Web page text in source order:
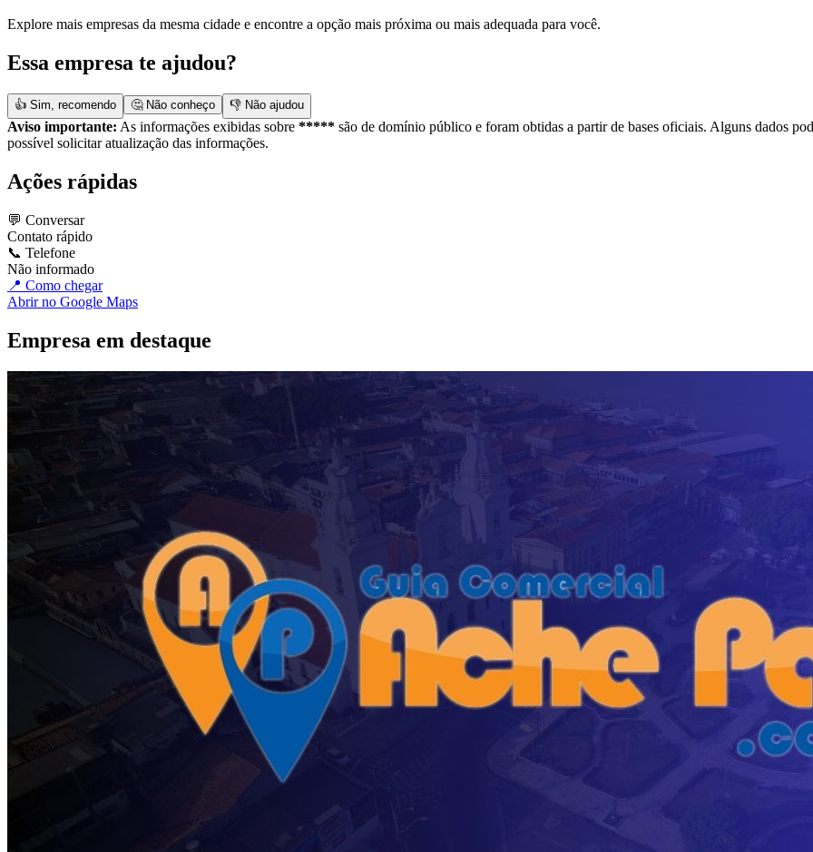
Explore mais empresas da mesma cidade e encontre a opção mais próxima ou mais adequada para você.
Essa empresa te ajudou?
👍 Sim, recomendo 🤔 Não conheço 👎 Não ajudou
Aviso importante: As informações exibidas sobre ***** são de domínio público e foram obtidas a partir de bases oficiais. Alguns dados
possível solicitar atualização das informações.
Ações rápidas
💬 Conversar
Contato rápido
📞 Telefone
Não informado
📍 Como chegar
Abrir no Google Maps
Empresa em destaque